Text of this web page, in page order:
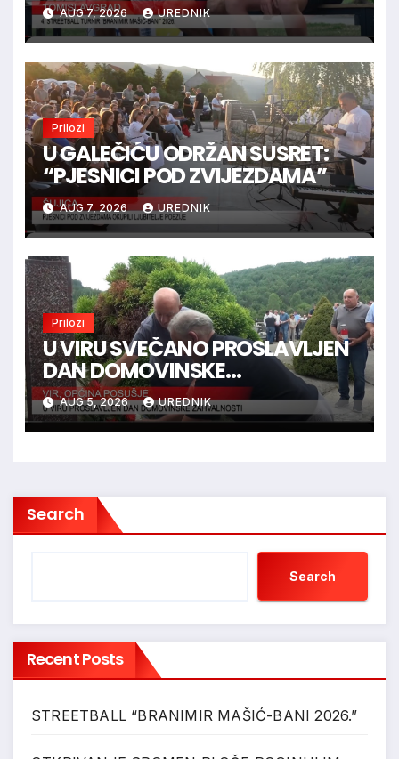
AUG 7, 2026 UREDNIK
Prilozi
U GALEČIĆU ODRŽAN SUSRET:
“PJESNICI POD ZVIJEZDAMA”
AUG 7, 2026 UREDNIK
Prilozi
U VIRU SVEČANO PROSLAVLJEN
DAN DOMOVINSKE
ZAHVALNOSTI
AUG 5, 2026 UREDNIK
Search
Search
Recent Posts
STREETBALL “BRANIMIR MAŠIĆ-BANI 2026.”